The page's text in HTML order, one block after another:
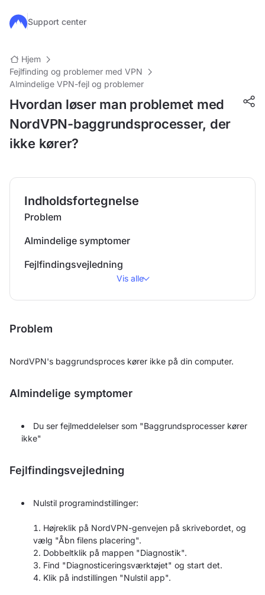
Gå til hovedindhold
Support center
Hjem
Fejlfinding og problemer med VPN
Almindelige VPN-fejl og problemer
Hvordan løser man problemet med
NordVPN-baggrundsprocesser, der
ikke kører?
Indholdsfortegnelse
Problem
Almindelige symptomer
Fejlfindingsvejledning
Vis alle
Problem
NordVPN's baggrundsproces kører ikke på din computer.
Almindelige symptomer
Du ser fejlmeddelelser som "Baggrundsprocesser kører
ikke"
Fejlfindingsvejledning
Nulstil programindstillinger:
Højreklik på NordVPN-genvejen på skrivebordet, og
vælg "Åbn filens placering".
Dobbeltklik på mappen "Diagnostik".
Find "Diagnosticeringsværktøjet" og start det.
Klik på indstillingen "Nulstil app".